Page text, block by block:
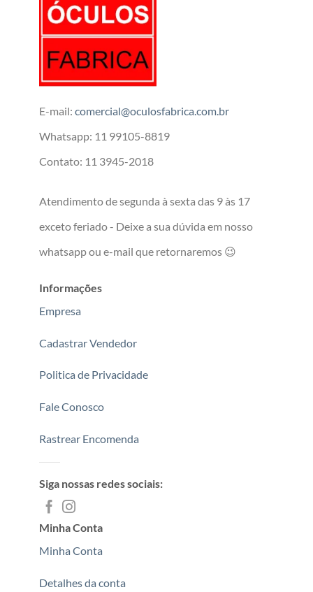
E-mail: comercial@oculosfabrica.com.br
Whatsapp: 11 99105-8819
Contato: 11 3945-2018
Atendimento de segunda à sexta das 9 às 17
exceto feriado - Deixe a sua dúvida em nosso
whatsapp ou e-mail que retornaremos 😉
Informações
Empresa
Cadastrar Vendedor
Politica de Privacidade
Fale Conosco
Rastrear Encomenda
Siga nossas redes sociais:
Minha Conta
Minha Conta
Detalhes da conta